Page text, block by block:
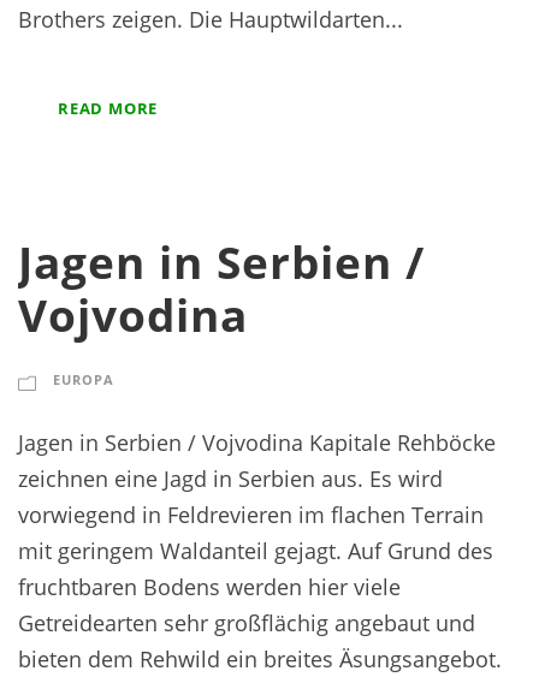
Brothers zeigen. Die Hauptwildarten...
READ MORE
Jagen in Serbien /
Vojvodina
EUROPA
Jagen in Serbien / Vojvodina Kapitale Rehböcke
zeichnen eine Jagd in Serbien aus. Es wird
vorwiegend in Feldrevieren im flachen Terrain
mit geringem Waldanteil gejagt. Auf Grund des
fruchtbaren Bodens werden hier viele
Getreidearten sehr großflächig angebaut und
bieten dem Rehwild ein breites Äsungsangebot.